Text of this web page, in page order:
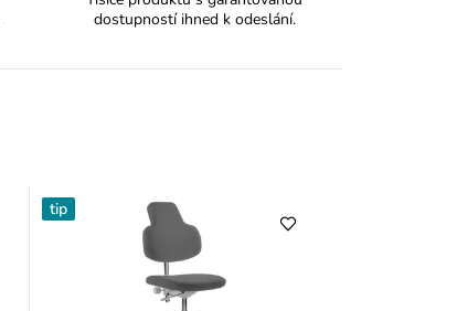
dostupností ihned k odeslání.
tip